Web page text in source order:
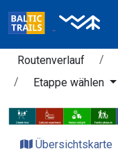
Routenverlauf
Etappe wählen
Übersichtskarte